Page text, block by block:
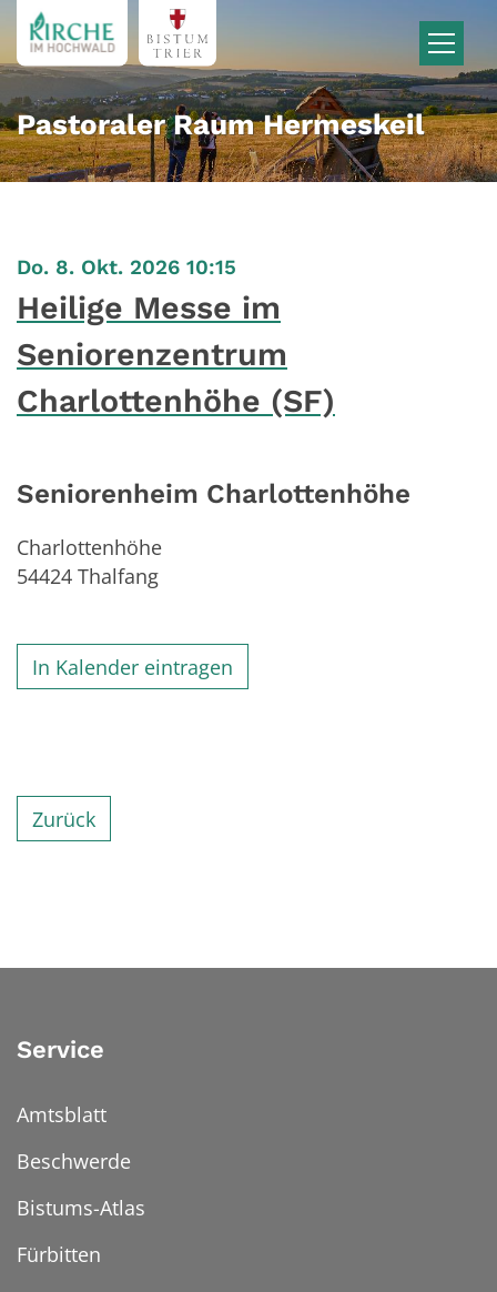
Zum Inhalt springen
Pastoraler Raum Hermeskeil
Do. 8. Okt. 2026 10:15
Heilige Messe im
Seniorenzentrum
Charlottenhöhe (SF)
Seniorenheim Charlottenhöhe
Charlottenhöhe
54424 Thalfang
In Kalender eintragen
Zurück
Service
Amtsblatt
Beschwerde
Bistums-Atlas
Fürbitten